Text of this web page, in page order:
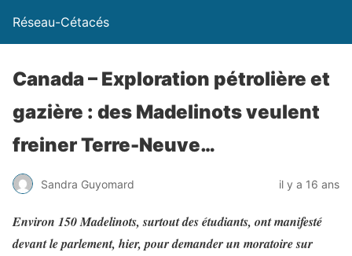
Réseau-Cétacés
Canada – Exploration pétrolière et
gazière : des Madelinots veulent
freiner Terre-Neuve…
Sandra Guyomard il y a 16 ans
Environ 150 Madelinots, surtout des étudiants, ont manifesté
devant le parlement, hier, pour demander un moratoire sur